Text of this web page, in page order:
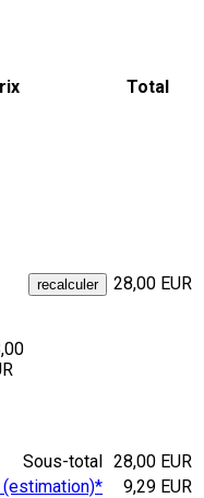
Total
28,00 EUR
Sous-total 28,00 EUR
9,29 EUR